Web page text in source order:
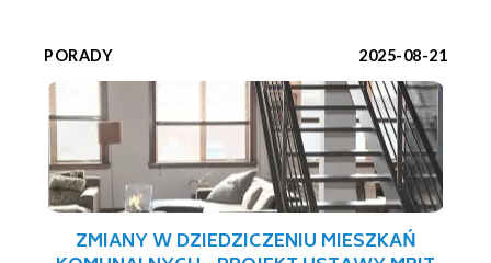
PORADY 2025-08-21
ZMIANY W DZIEDZICZENIU MIESZKAŃ